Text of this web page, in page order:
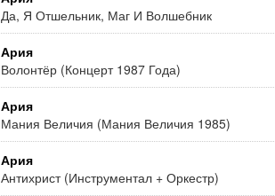
Да, Я Отшельник, Маг И Волшебник
Ария
Волонтёр (Концерт 1987 Года)
Ария
Мания Величия (Мания Величия 1985)
Ария
Антихрист (Инструментал + Оркестр)